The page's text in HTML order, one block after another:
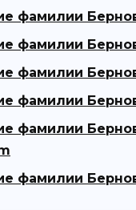
фамилии
фамилии
фамилии
фамилии
фамилии
фамилии